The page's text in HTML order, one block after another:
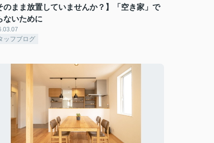
のまま放置していませんか？】「空き家」で
ないために
ッフブログ